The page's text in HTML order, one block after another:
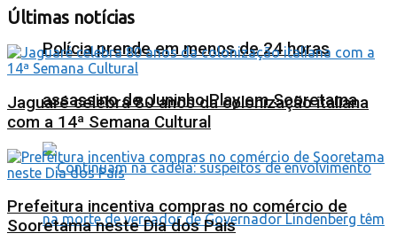
Polícia prende em menos de 24 horas
assassino de Juninho Play em Sooretama
Últimas notícias
Jaguaré celebra 80 anos da colonização italiana
com a 14ª Semana Cultural
Prefeitura incentiva compras no comércio de
Sooretama neste Dia dos Pais